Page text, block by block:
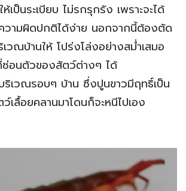
เป็นระเบียบ ไม่รกรุกรัง เพราะจะได้
วามผิดปกติได้ง่าย นอกจากนี้ต้องตัด
วณบ้านให้ โปร่งโล่งอย่างสม่ำเสมอ
ซ่อนตัวของสัตว์ต่างๆ ได้
ริเวณรอบๆ บ้าน ซึ่งปูนขาวมีฤทธิ์เป็น
เลื้อยคลานมาโดนก็จะหนีไปเอง